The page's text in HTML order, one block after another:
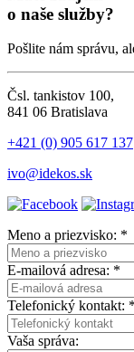
o naše služby?
Pošlite nám správu,
Čsl. tankistov 100,
841 06 Bratislava
+421 (0) 905 617 137
ivo@idekos.sk
Meno a priezvisko: *
E-mailová adresa: *
Telefonický kontakt: *
Vaša správa: